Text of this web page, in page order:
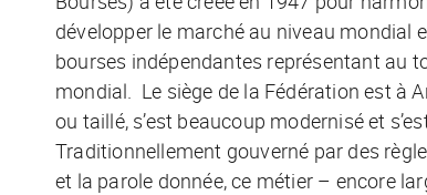
développer le marché au niveau mondial
bourses indépendantes représentant au
mondial. Le siège de la Fédération est à
ou taillé, s’est beaucoup modernisé et
Traditionnellement gouverné par des
et la parole donnée, ce métier – encore